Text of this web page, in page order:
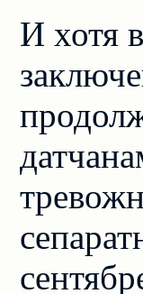
И хотя